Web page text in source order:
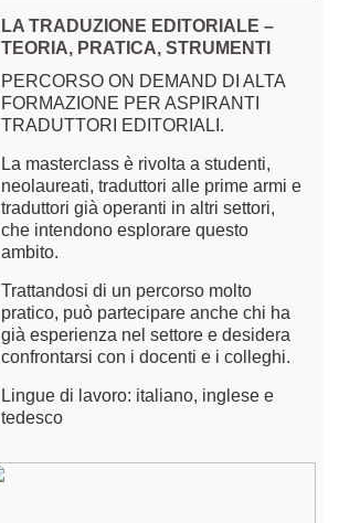
LA TRADUZIONE EDITORIALE –
TEORIA, PRATICA, STRUMENTI
PERCORSO ON DEMAND DI ALTA
FORMAZIONE PER ASPIRANTI
TRADUTTORI EDITORIALI.
La masterclass è rivolta a studenti,
neolaureati, traduttori alle prime armi e
traduttori già operanti in altri settori,
che intendono esplorare questo
ambito.
Trattandosi di un percorso molto
pratico, può partecipare anche chi ha
già esperienza nel settore e desidera
confrontarsi con i docenti e i colleghi.
Lingue di lavoro: italiano, inglese e
tedesco